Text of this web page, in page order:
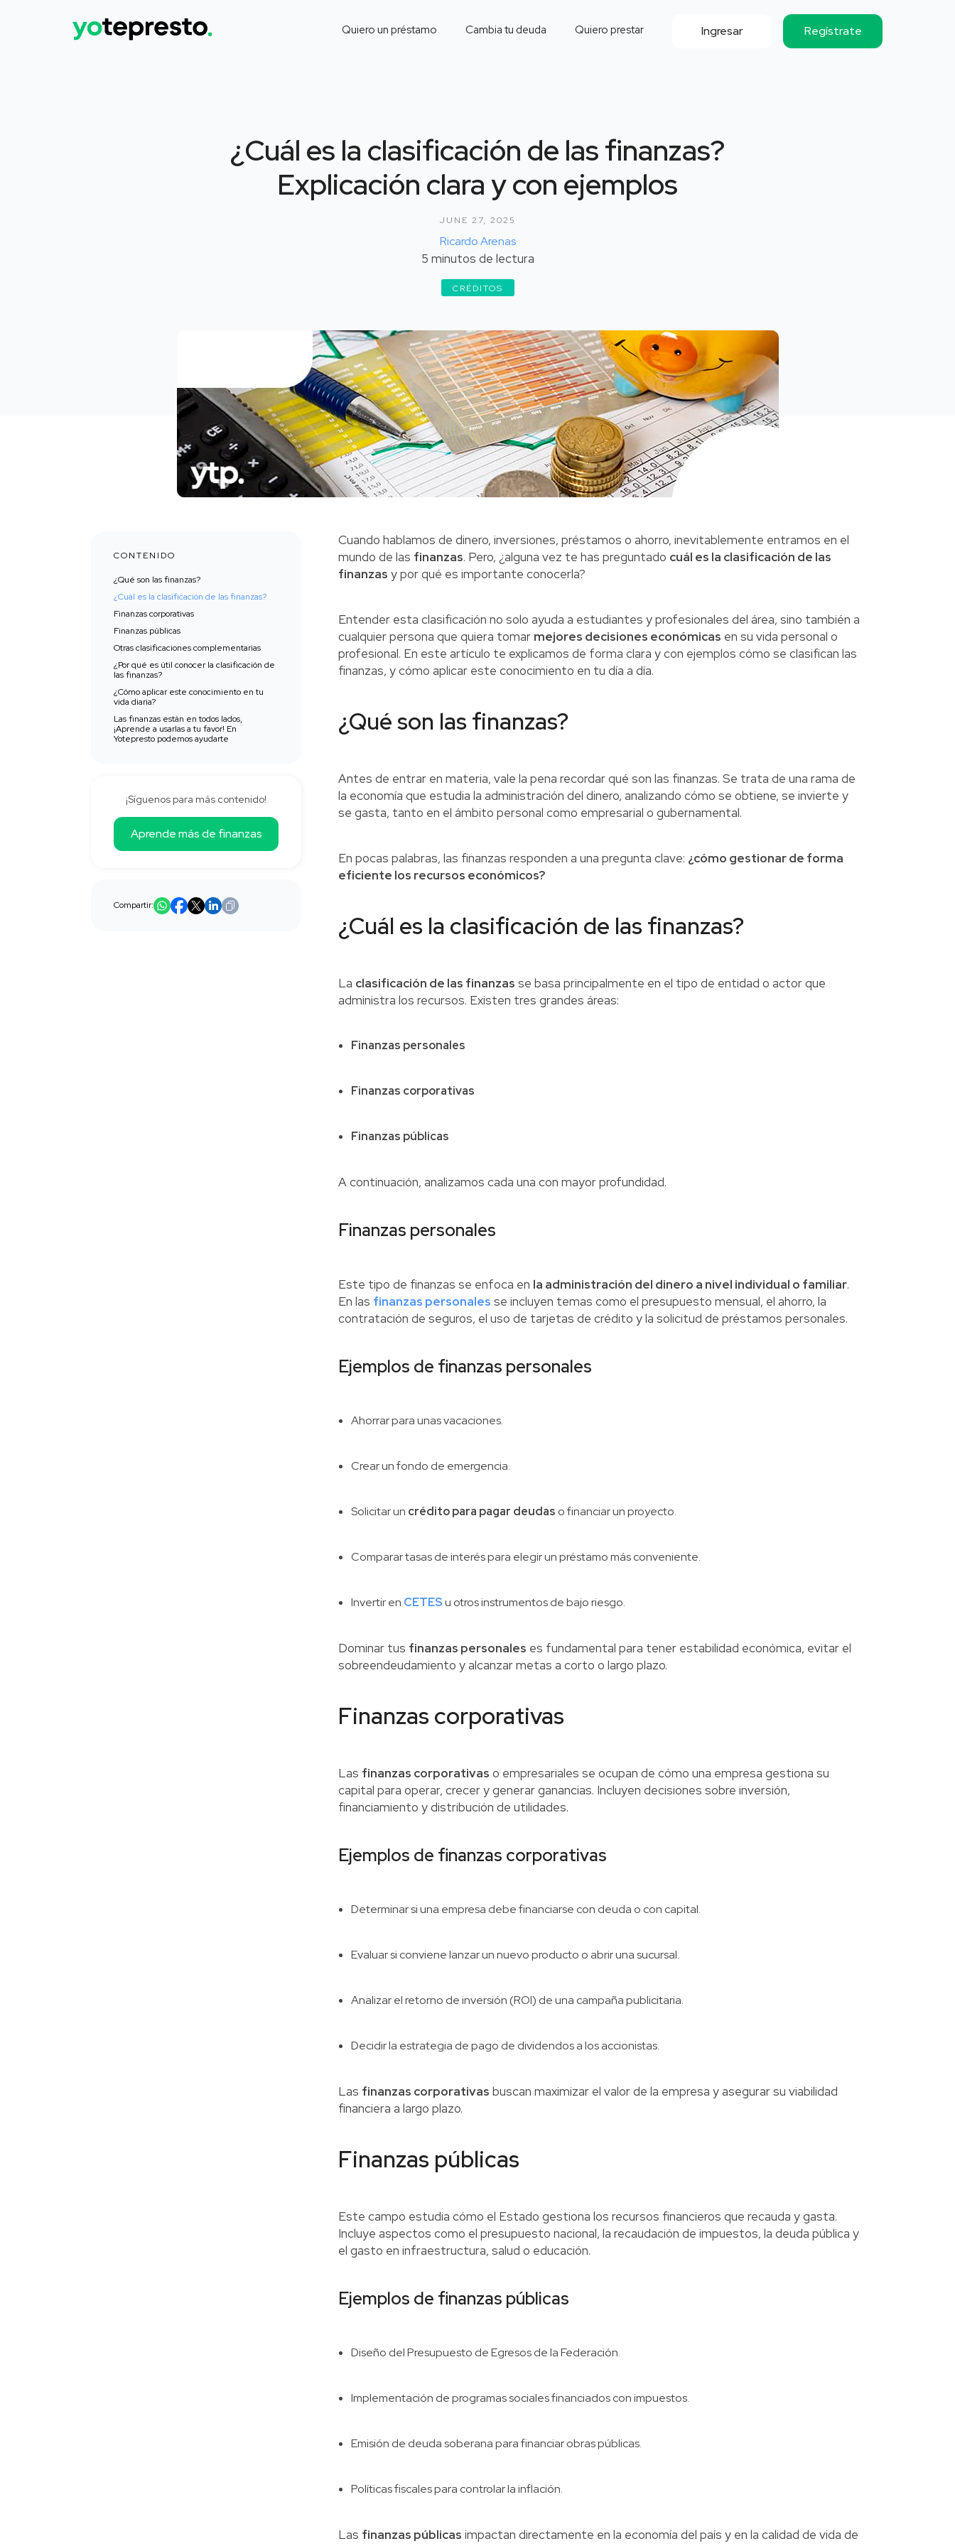
Quiero un préstamo Cambia tu deuda Quiero prestar Ingresar Regístrate
¿Cuál es la clasificación de las finanzas?
Explicación clara y con ejemplos
JUNE 27, 2025
Ricardo Arenas
5 minutos de lectura
CRÉDITOS
CONTENIDO
¿Qué son las finanzas?
¿Cuál es la clasificación de las finanzas?
Finanzas corporativas
Finanzas públicas
Otras clasificaciones complementarias
¿Por qué es útil conocer la clasificación de
las finanzas?
¿Cómo aplicar este conocimiento en tu
vida diaria?
Las finanzas están en todos lados,
¡Aprende a usarlas a tu favor! En
Yotepresto podemos ayudarte
¡Síguenos para más contenido!
Aprende más de finanzas
Compartir:
Cuando hablamos de dinero, inversiones, préstamos o ahorro, inevitablemente entramos en el
mundo de las finanzas. Pero, ¿alguna vez te has preguntado cuál es la clasificación de las
finanzas y por qué es importante conocerla?
Entender esta clasificación no solo ayuda a estudiantes y profesionales del área, sino también a
cualquier persona que quiera tomar mejores decisiones económicas en su vida personal o
profesional. En este artículo te explicamos de forma clara y con ejemplos cómo se clasifican las
finanzas, y cómo aplicar este conocimiento en tu día a día.
¿Qué son las finanzas?
Antes de entrar en materia, vale la pena recordar qué son las finanzas. Se trata de una rama de
la economía que estudia la administración del dinero, analizando cómo se obtiene, se invierte y
se gasta, tanto en el ámbito personal como empresarial o gubernamental.
En pocas palabras, las finanzas responden a una pregunta clave: ¿cómo gestionar de forma
eficiente los recursos económicos?
¿Cuál es la clasificación de las finanzas?
La clasificación de las finanzas se basa principalmente en el tipo de entidad o actor que
administra los recursos. Existen tres grandes áreas:
Finanzas personales
Finanzas corporativas
Finanzas públicas
A continuación, analizamos cada una con mayor profundidad.
Finanzas personales
Este tipo de finanzas se enfoca en la administración del dinero a nivel individual o familiar.
En las finanzas personales se incluyen temas como el presupuesto mensual, el ahorro, la
contratación de seguros, el uso de tarjetas de crédito y la solicitud de préstamos personales.
Ejemplos de finanzas personales
Ahorrar para unas vacaciones.
Crear un fondo de emergencia.
Solicitar un crédito para pagar deudas o financiar un proyecto.
Comparar tasas de interés para elegir un préstamo más conveniente.
Invertir en CETESu otros instrumentos de bajo riesgo.
Dominar tus finanzas personales es fundamental para tener estabilidad económica, evitar el
sobreendeudamiento y alcanzar metas a corto o largo plazo.
Finanzas corporativas
Las finanzas corporativas o empresariales se ocupan de cómo una empresa gestiona su
capital para operar, crecer y generar ganancias. Incluyen decisiones sobre inversión,
financiamiento y distribución de utilidades.
Ejemplos de finanzas corporativas
Determinar si una empresa debe financiarse con deuda o con capital.
Evaluar si conviene lanzar un nuevo producto o abrir una sucursal.
Analizar el retorno de inversión (ROI) de una campaña publicitaria.
Decidir la estrategia de pago de dividendos a los accionistas.
Las finanzas corporativas buscan maximizar el valor de la empresa y asegurar su viabilidad
financiera a largo plazo.
Finanzas públicas
Este campo estudia cómo el Estado gestiona los recursos financieros que recauda y gasta.
Incluye aspectos como el presupuesto nacional, la recaudación de impuestos, la deuda pública y
el gasto en infraestructura, salud o educación.
Ejemplos de finanzas públicas
Diseño del Presupuesto de Egresos de la Federación.
Implementación de programas sociales financiados con impuestos.
Emisión de deuda soberana para financiar obras públicas.
Políticas fiscales para controlar la inflación.
Las finanzas públicas impactan directamente en la economía del país y en la calidad de vida de